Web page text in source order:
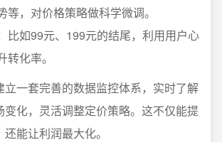
等，对价格策略做科学微调。
比如99元、199元的结尾，利用用户心
化率。
立一套完善的数据监控体系，实时了解
变化，灵活调整定价策略。这不仅能提
能让利润最大化。